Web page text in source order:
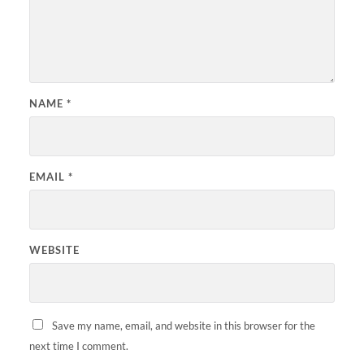
NAME *
EMAIL *
WEBSITE
Save my name, email, and website in this browser for the
next time I comment.